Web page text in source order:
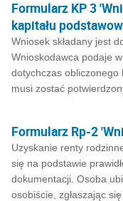
Formularz KP 3
kapitału
Wniosek składany jest
Wnioskodawca podaje
dotychczas obliczonego
musi zostać
Formularz Rp-2
Uzyskanie renty
się na podstawie
dokumentacji. Osoba
osobiście, zgłaszając